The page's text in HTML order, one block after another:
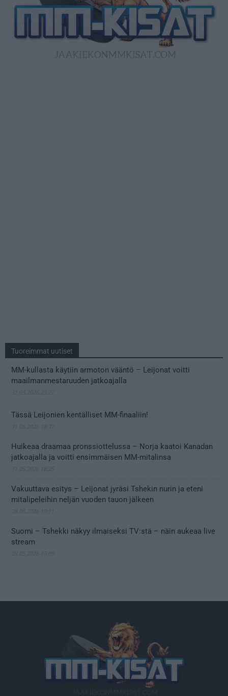
Tuoreimmat uutiset
MM-kullasta käytiin armoton vääntö – Leijonat voitti
maailmanmestaruuden jatkoajalla
Tässä Leijonien kentälliset MM-finaaliin!
Huikeaa draamaa pronssiottelussa – Norja kaatoi Kanadan
jatkoajalla ja voitti ensimmäisen MM-mitalinsa
Vakuuttava esitys – Leijonat jyräsi Tshekin nurin ja eteni
mitalipeleihin neljän vuoden tauon jälkeen
Suomi – Tshekki näkyy ilmaiseksi TV:stä – näin aukeaa live
stream